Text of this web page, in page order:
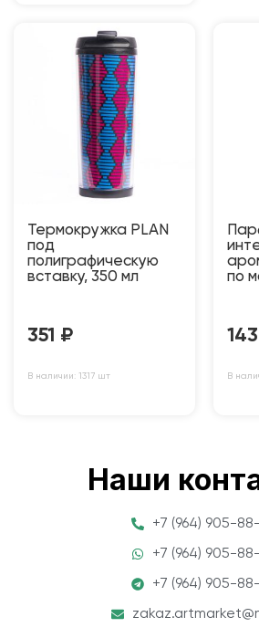
Термокружка PLAN
под
полиграфическую
вставку, 350 мл
351 ₽
В наличии: 1317 шт
по
В
Наши
+7 (964) 905-
+7 (964) 905-
+7 (964) 905-